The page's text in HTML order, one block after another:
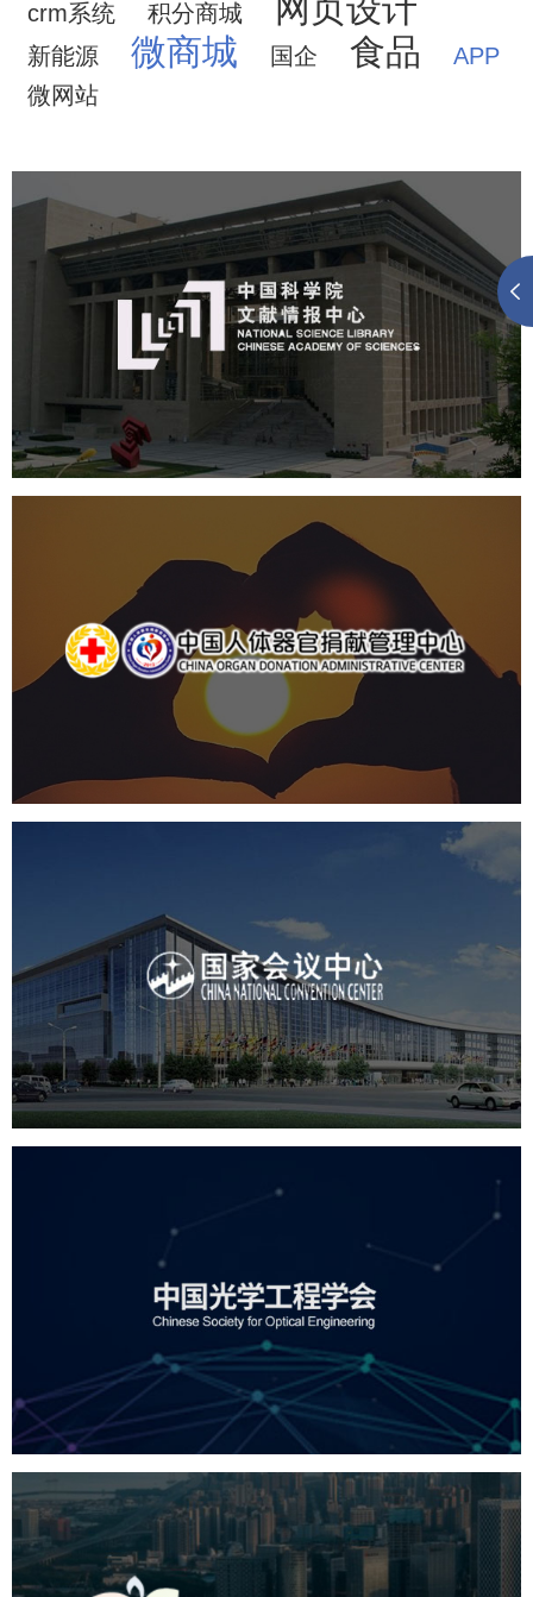
crm系统 积分商城 网页设计
新能源 微商城 国企 食品
APP
微网站
中国科学院文献情报中心
网站建设 虚拟展厅
数字博物馆建设
展厅空间设计
产品展厅设计
中国人体器官捐献管理中心
国企 品牌官网 网站建设
国家会议中心
专业服务 网站建设 网站设计
中国光学工程学会
机构组织 国企 品牌官网 网站建设 网站设计
深圳市宝安区投资推广署